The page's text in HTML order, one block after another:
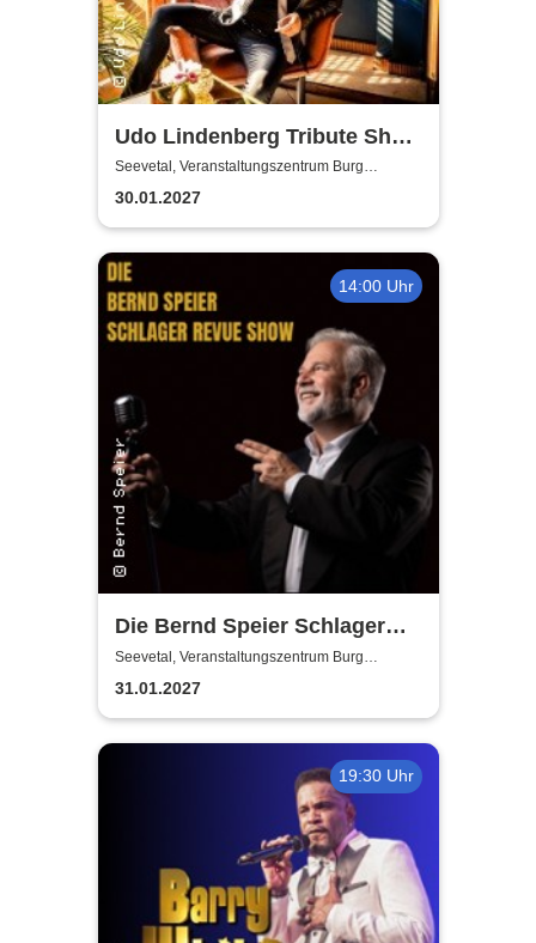
Udo Lindenberg Tribute Show
- Odyssee
Seevetal, Veranstaltungszentrum Burg
Seevetal
30.01.2027
14:00 Uhr
Die Bernd Speier Schlager
Revue Show
Seevetal, Veranstaltungszentrum Burg
Seevetal
31.01.2027
19:30 Uhr